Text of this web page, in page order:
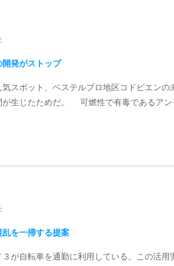
発がストップ
スポット、ベステルブロ地区コドビエン
が生じたためだ。 可燃性で有毒であるア
を一掃する提案
が自転車を通勤に利用している。この活